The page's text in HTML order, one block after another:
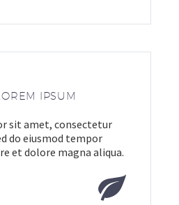
IPSUM
sit amet, consectetur
do eiusmod tempor
et dolore magna aliqua.

